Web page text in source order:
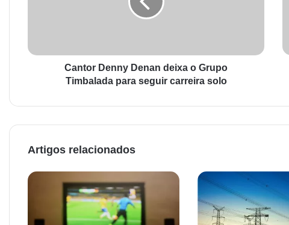
Cantor Denny Denan deixa o Grupo
Timbalada para seguir carreira solo
Artigos relacionados